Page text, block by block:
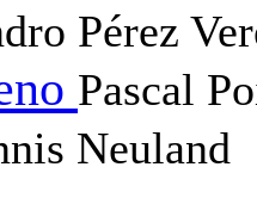
Pérez
Pascal
Neuland